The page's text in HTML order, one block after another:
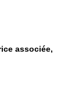
associée,